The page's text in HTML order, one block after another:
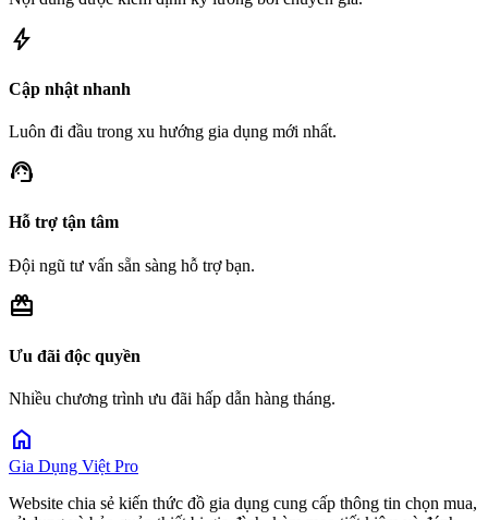
bolt
Cập nhật nhanh
Luôn đi đầu trong xu hướng gia dụng mới nhất.
support_agent
Hỗ trợ tận tâm
Đội ngũ tư vấn sẵn sàng hỗ trợ bạn.
redeem
Ưu đãi độc quyền
Nhiều chương trình ưu đãi hấp dẫn hàng tháng.
home
Gia Dụng Việt Pro
Website chia sẻ kiến thức đồ gia dụng cung cấp thông tin chọn mua,